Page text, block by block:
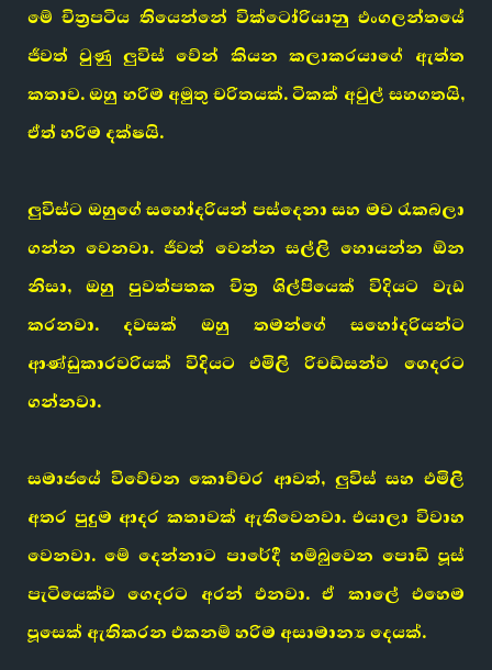
මේ චිත්‍රපටිය තියෙන්නේ වික්ටෝරියානු එංගලන්තයේ
ජීවත් වුණු ලුවිස් වේන් කියන කලාකරයාගේ ඇත්ත
කතාව. ඔහු හරිම අමුතු චරිතයක්. ටිකක් අවුල් සහගතයි,
ඒත් හරිම දක්ෂයි.
ලුවිස්ට ඔහුගේ සහෝදරියන් පස්දෙනා සහ මව රැකබලා
ගන්න වෙනවා. ජීවත් වෙන්න සල්ලි හොයන්න ඕන
නිසා, ඔහු පුවත්පතක චිත්‍ර ශිල්පියෙක් විදියට වැඩ
කරනවා. දවසක් ඔහු තමන්ගේ සහෝදරියන්ට
ආණ්ඩුකාරවරියක් විදියට එමිලි රිචඩ්සන්ව ගෙදරට
ගන්නවා.
සමාජයේ විවේචන කොච්චර ආවත්, ලුවිස් සහ එමිලි
අතර පුදුම ආදර කතාවක් ඇතිවෙනවා. එයාලා විවාහ
වෙනවා. මේ දෙන්නාට පාරේදී හම්බුවෙන පොඩි පූස්
පැටියෙක්ව ගෙදරට අරන් එනවා. ඒ කාලේ එහෙම
පූසෙක් ඇතිකරන එකනම් හරිම අසාමාන්‍ය දෙයක්.